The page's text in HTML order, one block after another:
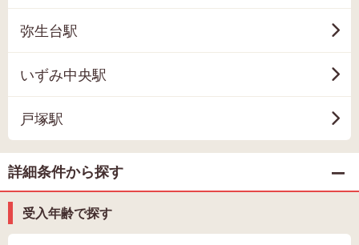
弥生台駅
いずみ中央駅
戸塚駅
詳細条件から探す
受入年齢で探す